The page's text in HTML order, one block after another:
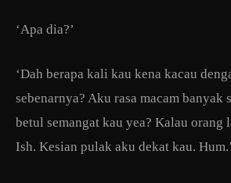
‘Apa dia?’
‘Dah berapa kali kau kena kacau
sebenarnya? Aku rasa macam banyak
betul semangat kau yea? Kalau orang
Ish. Kesian pulak aku dekat kau. Hum.’